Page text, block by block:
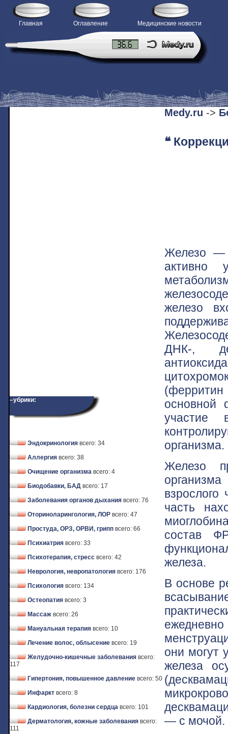
Главная Оглавление Медицинские новости
–убрики:
Эндокринология всего: 34
Аллергия всего: 38
Очищение организма всего: 4
Биодобавки, БАД всего: 17
Заболевания органов дыхания всего: 76
Оториноларингология, ЛОР всего: 47
Простуда, ОРЗ, ОРВИ, грипп всего: 66
Психиатрия всего: 33
Психотерапия, стресс всего: 42
Неврология, невропатология всего: 176
Психология всего: 134
Остеопатия всего: 3
Массаж всего: 26
Мануальная терапия всего: 10
Лечение волос, облысение всего: 19
Желудочно-кишечные заболевания всего:
117
Гипертония, повышенное давление всего: 50
Инфаркт всего: 8
Кардиология, болезни сердца всего: 101
Дерматология, кожные заболевания всего:
111
Medy.ru ->
❝
Железо —
активно
железо
ДНК-,
основной
участие
организма.
Железо
взрослого
часть
состав
железа.
В основе
они могут
железа
— с мочой.